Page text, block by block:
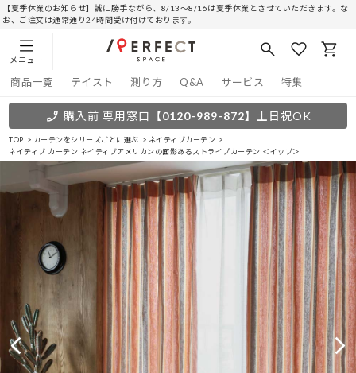
【夏季休業のお知らせ】誠に勝手ながら、8/13～8/16は夏季休業とさせていただきます。な
お、ご注文は通常通り24時間受け付けております。
メニュー
商品一覧 テイスト 測り方 Q&A サービス 特集
購入前 専用窓口 【0120-989-872】 土日祝OK
TOP カーテンをシリーズごとに選ぶ
ネイティブカーテン
ネイティブ カーテン ネイティブアメリカンの面影あるストライプカーテン ＜イップ＞